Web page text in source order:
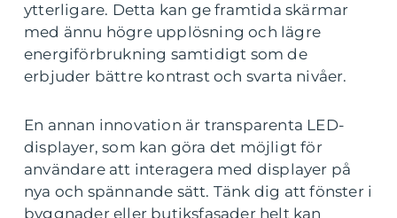
ytterligare. Detta kan ge framtida skärmar
med ännu högre upplösning och lägre
energiförbrukning samtidigt som de
erbjuder bättre kontrast och svarta nivåer.
En annan innovation är transparenta LED-
displayer, som kan göra det möjligt för
användare att interagera med displayer på
nya och spännande sätt. Tänk dig att fönster i
byggnader eller butiksfasader helt kan